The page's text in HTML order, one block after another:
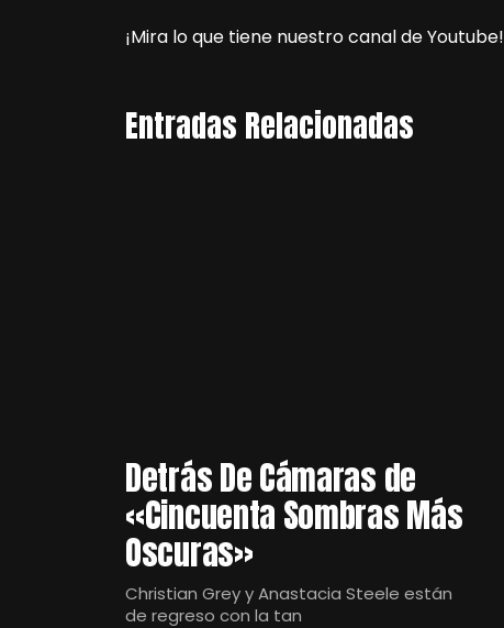
¡Mira lo que tiene nuestro canal de Youtube!
Entradas Relacionadas
Detrás De Cámaras de
«Cincuenta Sombras Más
Oscuras»
Christian Grey y Anastacia Steele están
de regreso con la tan